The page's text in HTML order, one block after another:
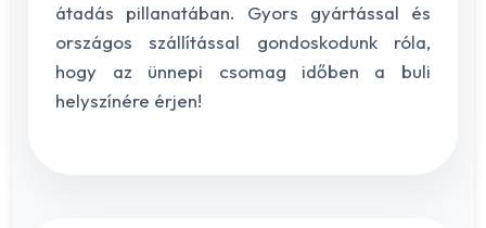
átadás pillanatában. Gyors gyártással és
országos szállítással gondoskodunk róla,
hogy az ünnepi csomag időben a buli
helyszínére érjen!